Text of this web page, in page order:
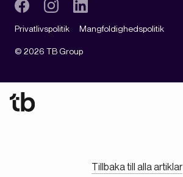
© 2026 TB Group
Privatlivspolitik Mangfoldighedspolitik
Tillbaka till alla artiklar